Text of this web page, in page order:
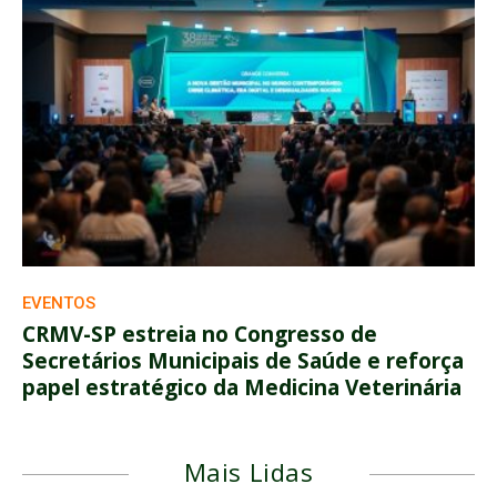
EVENTOS
CRMV-SP estreia no Congresso de
Secretários Municipais de Saúde e reforça
papel estratégico da Medicina Veterinária
Mais Lidas